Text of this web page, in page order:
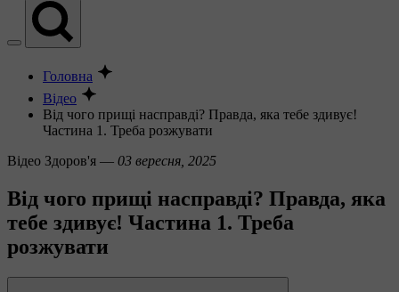
Головна
Відео
Від чого прищі насправді? Правда, яка тебе здивує!
Частина 1. Треба розжувати
Вiдео Здоров'я — 03 вересня, 2025
Від чого прищі насправді? Правда, яка
тебе здивує! Частина 1. Треба
розжувати